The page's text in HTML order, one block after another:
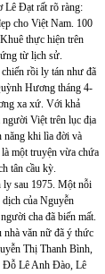
Lê Đạt rất rõ ràng:
cho Việt Nam. 100
thực hiện trên
từ lịch sử.
rồi ly tán như đã
Hương tháng 4-
xa xứ. Với khả
Việt trên lục địa
khi lìa đời và
một truyện vừa chứa
tân cầu kỳ.
ly sau 1975. Một nỗi
của Nguyễn
cha đã biến mất.
nhà văn nữ đã ý thức
Thị Thanh Bình,
Đỗ Lê Anh Đào, Lê